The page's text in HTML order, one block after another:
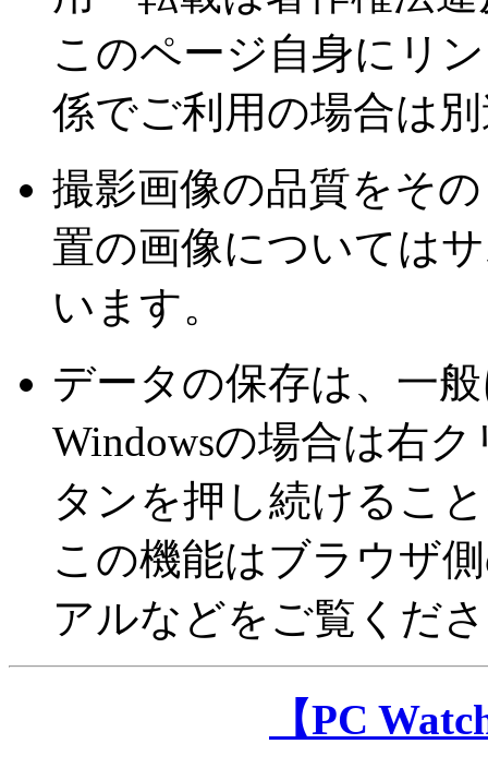
このページ自身にリ
係でご利用の場合は
撮影画像の品質をそ
置の画像については
います。
データの保存は、一
Windowsの場合は右
タンを押し続けるこ
この機能はブラウザ
アルなどをご覧くだ
【PC